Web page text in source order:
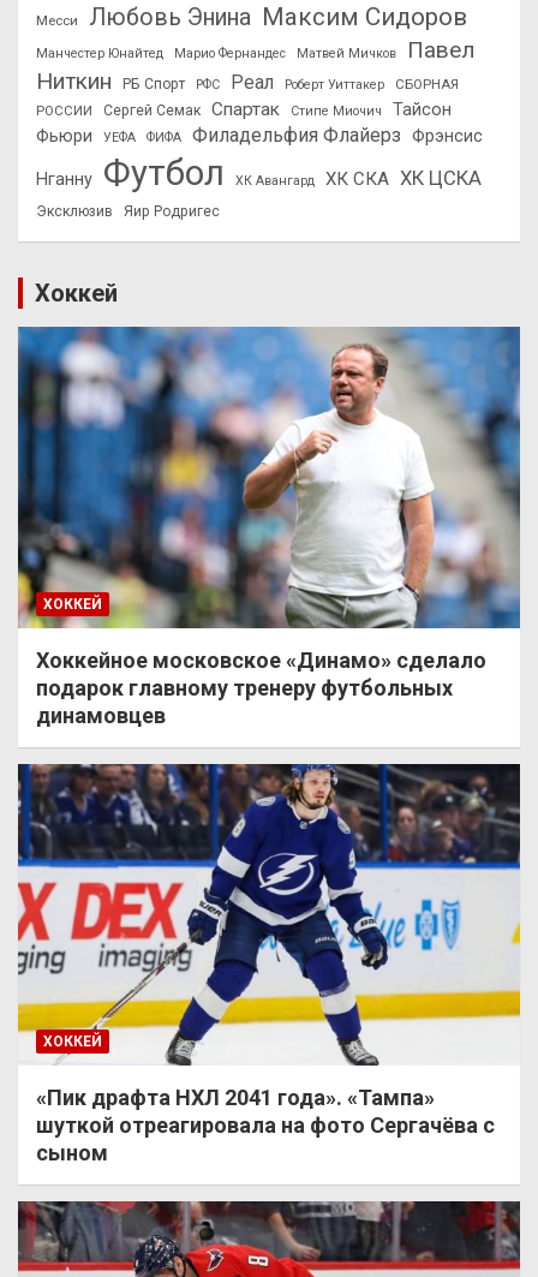
Месси
Любовь Энина Максим Сидоров
Манчестер Юнайтед Марио Фернандес Матвей Мичков
Павел
Ниткин
РБ Спорт РФС Реал Роберт Уиттакер
СБОРНАЯ
РОССИИ
Сергей Семак Спартак Стипе Миочич
Тайсон
Фьюри
УЕФА ФИФА Филадельфия Флайерз Фрэнсис
Нганну Футбол ХК Авангард ХК СКА ХК ЦСКА
Эксклюзив Яир Родригес
Хоккей
ХОККЕЙ
Хоккейное московское «Динамо» сделало
подарок главному тренеру футбольных
динамовцев
ХОККЕЙ
«Пик драфта НХЛ 2041 года». «Тампа»
шуткой отреагировала на фото Сергачёва с
сыном